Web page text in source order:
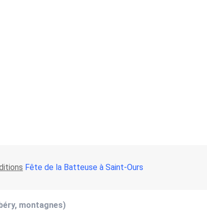
Fête de la Batteuse à Saint-Ours
montagnes)